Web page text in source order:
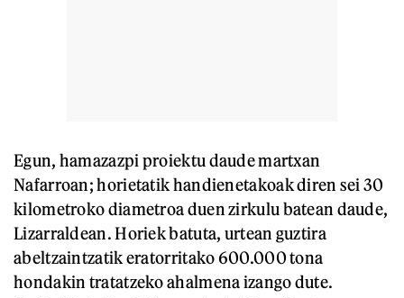
Egun, hamazazpi proiektu daude martxan
Nafarroan; horietatik handienetakoak diren sei 30
kilometroko diametroa duen zirkulu batean daude,
Lizarraldean. Horiek batuta, urtean guztira
abeltzaintzatik eratorritako 600.000 tona
hondakin tratatzeko ahalmena izango dute.